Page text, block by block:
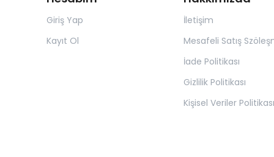
Giriş Yap
Kayıt Ol
İletişim
Mesafeli Satış
İade Politikası
Gizlilik Politikası
Kişisel Veriler Politikası